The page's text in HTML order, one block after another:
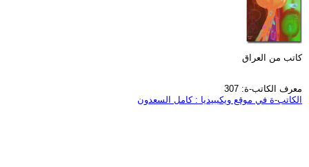
كاتب من العراق
معرف الكاتب-ة: 307
الكاتب-ة في موقع ويكيبيديا : كامل السعدون